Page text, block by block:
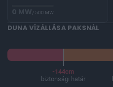
0 MW/ 500 MW
DUNA VÍZÁLLÁSA PAKSNÁL
-144cm
biztonsági határ